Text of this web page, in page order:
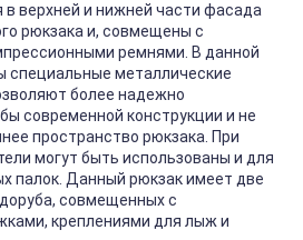
верхней и нижней части фасада
рюкзака и, совмещены с
ремнями. В данной
специальные металлические
более надежно
современной конструкции и не
пространство рюкзака. При
могут быть использованы и для
палок. Данный рюкзак имеет две
совмещенных с
креплениями для лыж и